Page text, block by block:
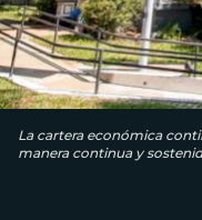
La cartera económica
manera continua y